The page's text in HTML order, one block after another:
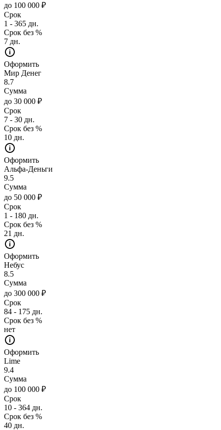
до 100 000 ₽
Срок
1 - 365 дн.
Срок без %
7 дн.
Оформить
Мир Денег
8.7
Сумма
до 30 000 ₽
Срок
7 - 30 дн.
Срок без %
10 дн.
Оформить
Альфа-Деньги
9.5
Сумма
до 50 000 ₽
Срок
1 - 180 дн.
Срок без %
21 дн.
Оформить
Небус
8.5
Сумма
до 300 000 ₽
Срок
84 - 175 дн.
Срок без %
нет
Оформить
Lime
9.4
Сумма
до 100 000 ₽
Срок
10 - 364 дн.
Срок без %
40 дн.